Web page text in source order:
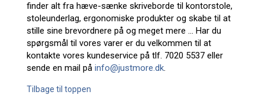
finder alt fra hæve-sænke skriveborde til kontorstole,
stoleunderlag, ergonomiske produkter og skabe til at
stille sine brevordnere på og meget mere ... Har du
spørgsmål til vores varer er du velkommen til at
kontakte vores kundeservice på tlf. 7020 5537 eller
sende en mail på info@justmore.dk.
Tilbage til toppen